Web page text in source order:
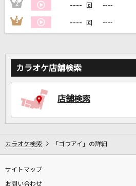
カラオケをもっと楽
2 ---- 回 ----
3 ---- 回 ----
カラオケ店舗検索
店舗検索
カラオケ検索 「ゴウアイ」の詳細
サイトマップ
お問い合わせ